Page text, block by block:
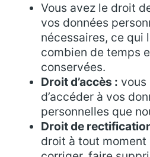
Vous avez le droit
vos données
nécessaires, ce qui
combien de temps
conservées.
Droit d’accès : vous
d’accéder à vos
personnelles que
Droit de
droit à tout moment